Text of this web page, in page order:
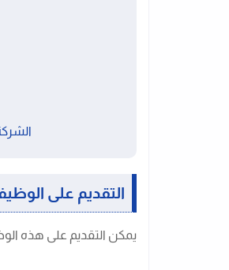
الشركة
التقديم على
يمكن التقديم على هذه